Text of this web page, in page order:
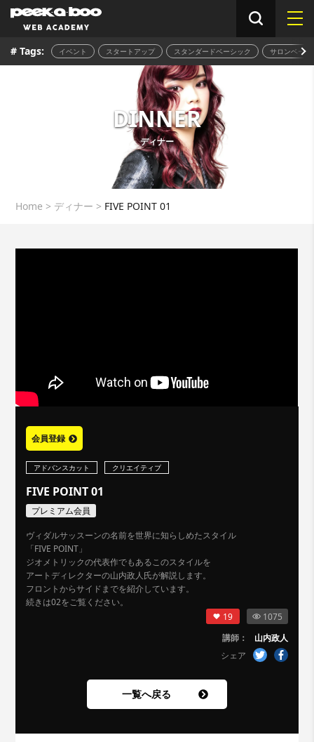
# Tags: イベント スタートアップ スタンダードベーシック サロンベーシ
DINNER
ディナー
Home > ディナー > FIVE POINT 01
会員登録
アドバンスカット クリエイティブ
FIVE POINT 01
プレミアム会員
ヴィダルサッスーンの名前を世界に知らしめたスタイル
「FIVE POINT」
ジオメトリックの代表作でもあるこのスタイルを
アートディレクターの山内政人氏が解説します。
フロントからサイドまでを紹介しています。
続きは02をご覧ください。
19
1075
講師：
山内政人
シェア
一覧へ戻る